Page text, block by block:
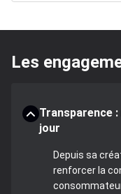
Les
Transparence
jour
Depuis sa
renforcer la